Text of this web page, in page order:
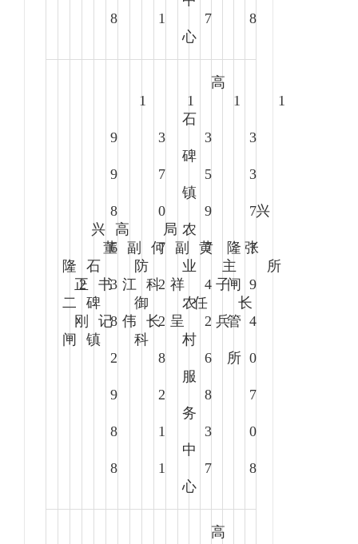
8 1
心
7 8
2
兴
隆
二
闸
董
正
刚
高
石
碑
镇
副
书
记
1
9
9
8
6
3
8
2
9
8
8
何
江
伟
局
防
御
科
副
科
长
1
3
7
0
7
2
2
8
2
1
1
黄
祥
呈
高
石
碑
镇
农
业
农
村
服
务
中
心
主
任
1
3
5
9
7
4
2
6
8
3
7
张
子
兵
兴
隆
闸
管
所
所
长
1
3
3
7
7
9
4
0
7
0
8
高